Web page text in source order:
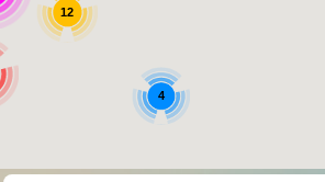
4
12